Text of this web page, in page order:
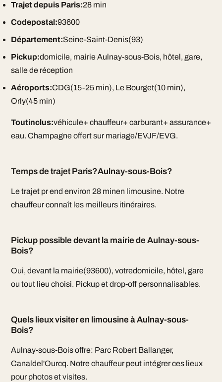
Trajet depuis Paris:28 min
Codepostal:93600
Département:Seine-Saint-Denis(93)
Pickup:domicile, mairie Aulnay-sous-Bois, hôtel, gare,
salle de réception
Aéroports:CDG(15-25 min), Le Bourget(10 min),
Orly(45 min)
Toutinclus:véhicule+ chauffeur+ carburant+ assurance+
eau. Champagne offert sur mariage/EVJF/EVG.
Temps de trajet Paris?Aulnay-sous-Bois?
Le trajet pr end environ 28 minen limousine. Notre
chauffeur connaît les meilleurs itinéraires.
Pickup possible devant la mairie de Aulnay-sous-
Bois?
Oui, devant la mairie(93600), votredomicile, hôtel, gare
ou tout lieu choisi. Pickup et drop-off personnalisables.
Quels lieux visiter en limousine à Aulnay-sous-
Bois?
Aulnay-sous-Bois offre: Parc Robert Ballanger,
Canaldel'Ourcq. Notre chauffeur peut intégrer ces lieux
pour photos et visites.